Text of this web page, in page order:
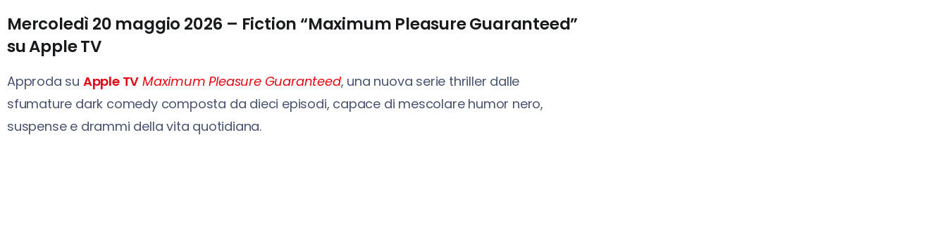
Mercoledì 20 maggio 2026 – Fiction “Maximum Pleasure Guaranteed”
su Apple TV
Approda su Apple TV Maximum Pleasure Guaranteed, una nuova serie thriller dalle
sfumature dark comedy composta da dieci episodi, capace di mescolare humor nero,
suspense e drammi della vita quotidiana.